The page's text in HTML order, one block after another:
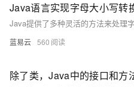
Java语言实现字母大小写转
蓝易云 560
除了类，Java中的接口和方